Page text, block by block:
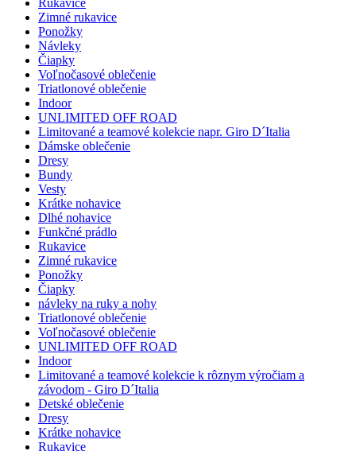
Rukavice
Zimné rukavice
Ponožky
Návleky
Čiapky
Voľnočasové oblečenie
Triatlonové oblečenie
Indoor
UNLIMITED OFF ROAD
Limitované a teamové kolekcie napr. Giro D´Italia
Dámske oblečenie
Dresy
Bundy
Vesty
Krátke nohavice
Dlhé nohavice
Funkčné prádlo
Rukavice
Zimné rukavice
Ponožky
Čiapky
návleky na ruky a nohy
Triatlonové oblečenie
Voľnočasové oblečenie
UNLIMITED OFF ROAD
Indoor
Limitované a teamové kolekcie k rôznym výročiam a
závodom - Giro D´Italia
Detské oblečenie
Dresy
Krátke nohavice
Rukavice